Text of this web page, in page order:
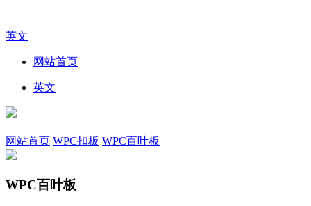
英文
网站首页
英文
网站首页 WPC扣板 WPC百叶板
WPC百叶板